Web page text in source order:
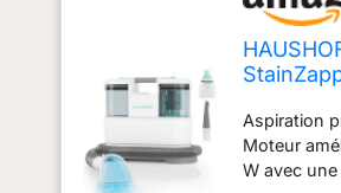
Canapé
Moteur
450 W
Aspiration
Moteur
W avec